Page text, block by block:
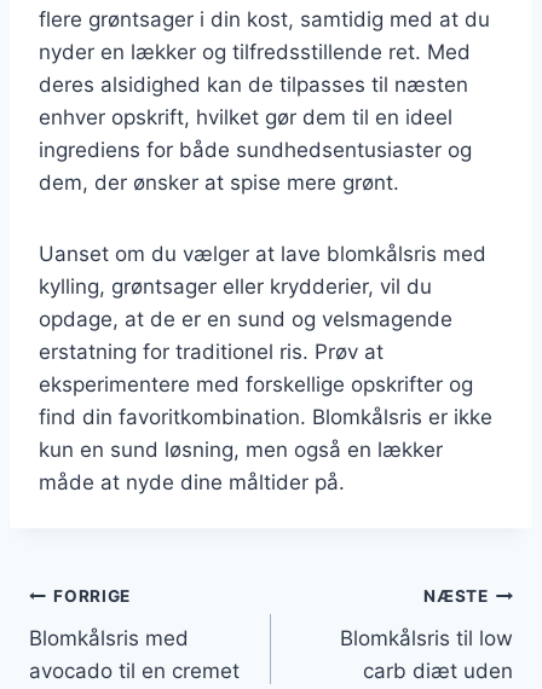
flere grøntsager i din kost, samtidig med at du
nyder en lækker og tilfredsstillende ret. Med
deres alsidighed kan de tilpasses til næsten
enhver opskrift, hvilket gør dem til en ideel
ingrediens for både sundhedsentusiaster og
dem, der ønsker at spise mere grønt.
Uanset om du vælger at lave blomkålsris med
kylling, grøntsager eller krydderier, vil du
opdage, at de er en sund og velsmagende
erstatning for traditionel ris. Prøv at
eksperimentere med forskellige opskrifter og
find din favoritkombination. Blomkålsris er ikke
kun en sund løsning, men også en lækker
måde at nyde dine måltider på.
Indlægsnavigation
FORRIGE
Blomkålsris med
avocado til en cremet
NÆSTE
Blomkålsris til low
carb diæt uden